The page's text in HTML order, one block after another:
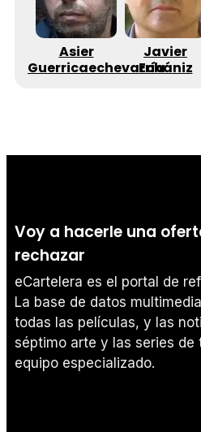
Asier
Guerricaechevarría
Javier
Echániz
Voy a hacerle una
rechazar
eCartelera es el portal de
La base de datos
todas las películas, y las
séptimo arte y las series de
equipo especializado.